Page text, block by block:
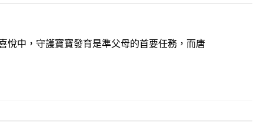
悅中，守護寶寶發育是準父母的首要任務，而唐